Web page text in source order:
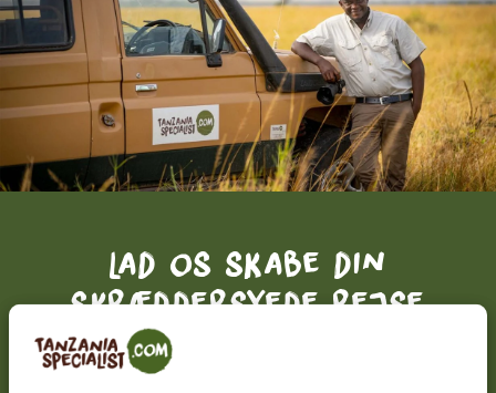
Lad os skabe din
skræddersyede rejse
FÅ ET GRATIS OG UFORPLIGTENDE TILBUD